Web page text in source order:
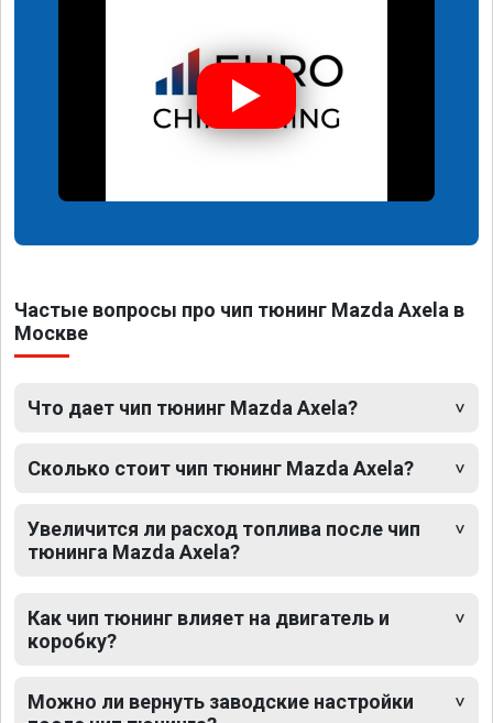
Частые вопросы про чип тюнинг Mazda Axela в
Москве
Что дает чип тюнинг Mazda Axela?
Сколько стоит чип тюнинг Mazda Axela?
Увеличится ли расход топлива после чип
тюнинга Mazda Axela?
Как чип тюнинг влияет на двигатель и
коробку?
Можно ли вернуть заводские настройки